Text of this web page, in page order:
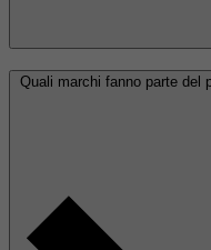
Quali marchi fanno parte del